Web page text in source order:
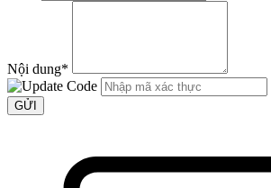
Nội dung*
GỬI